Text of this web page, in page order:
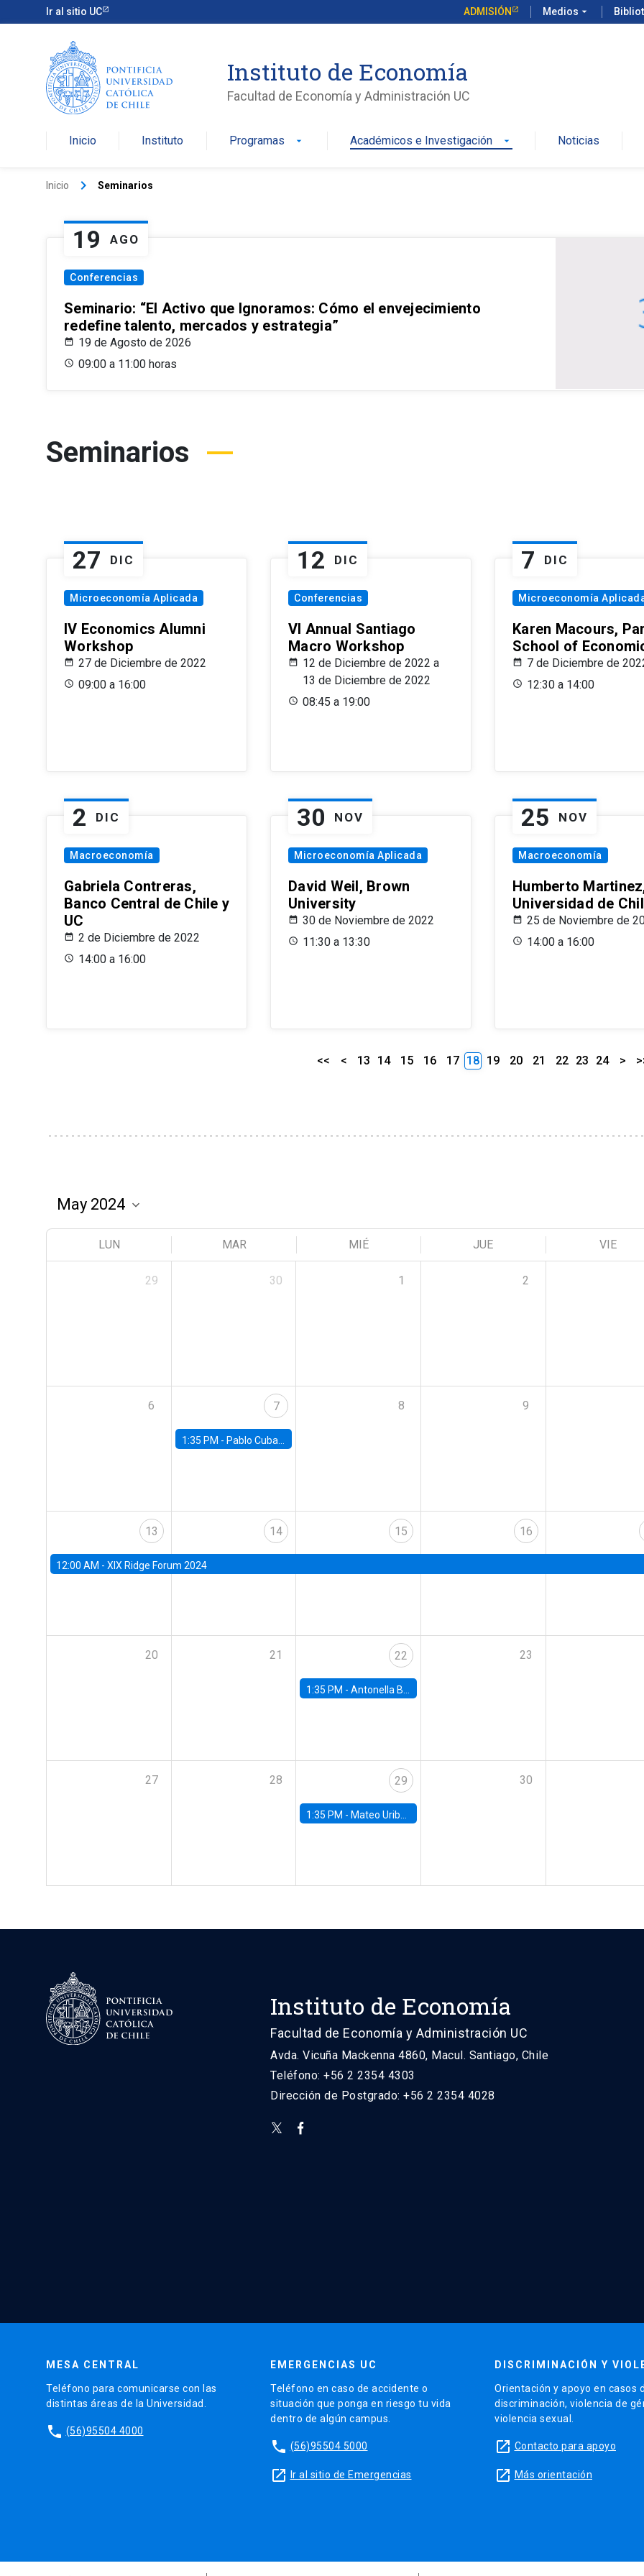
Ir al sitio UC ADMISIÓN Medios arrow_drop_down
Instituto de Economía
Facultad de Economía y Administración UC
Inicio Instituto Programas arrow_drop_down Académicos e Investigación arrow_drop_down Noticias
Inicio keyboard_arrow_right Seminarios
19 AGO
Conferencias
Seminario: “El Activo que Ignoramos: Cómo el envejecimiento
redefine talento, mercados y estrategia”
19 de Agosto de 2026
09:00 a 11:00 horas
Seminarios
27 DIC
Microeconomía Aplicada
IV Economics Alumni
Workshop
27 de Diciembre de 2022
09:00 a 16:00
12 DIC
Conferencias
VI Annual Santiago
Macro Workshop
12 de Diciembre de 2022 a
13 de Diciembre de 2022
08:45 a 19:00
7 DIC
Microeconomía
Karen Macours,
School of
7 de Diciembre de
12:30 a 14:00
2 DIC
Macroeconomía
Gabriela Contreras,
Banco Central de Chile y
UC
2 de Diciembre de 2022
14:00 a 16:00
30 NOV
Microeconomía Aplicada
David Weil, Brown
University
30 de Noviembre de 2022
11:30 a 13:30
25 NOV
Macroeconomía
Humberto
Universidad de
25 de Noviembre de
14:00 a 16:00
<< < 13 14 15 16 17 18 19 20 21 22 23 24 >
LUN MAR MIÉ JUE VIE
29 30 1 2
6 7
1:35 PM - Pablo Cuba, FED Board
8 9
13
12:00 AM - XIX Ridge Forum 2024
14 15 16
20 21 22
1:35 PM -Antonella Bancalari, Institute for Fiscal Studies (IFS) and Research Associate at University College London (UCL)
23
27 28 29
1:35 PM - Mateo Uribe-Castro, Universidad de los Andes (Colombia)
30
Instituto de Economía
Facultad de Economía y Administración UC
Avda. Vicuña Mackenna 4860, Macul. Santiago, Chile
Teléfono: +56 2 2354 4303
Dirección de Postgrado: +56 2 2354 4028
MESA CENTRAL
Teléfono para comunicarse con las
distintas áreas de la Universidad.
phone (56)95504 4000
EMERGENCIAS UC
Teléfono en caso de accidente o
situación que ponga en riesgo tu vida
dentro de algún campus.
phone (56)95504 5000
launch Ir al sitio de Emergencias
DISCRIMINACIÓN Y
Orientación y apoyo en casos
discriminación, violencia de
violencia sexual.
launch Contacto para apoyo
launch Más orientación